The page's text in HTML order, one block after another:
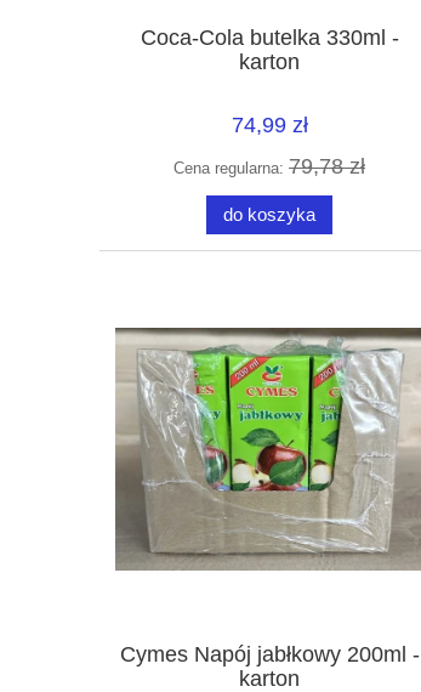
Coca-Cola butelka 330ml -
karton
74,99 zł
Cena regularna: 79,78 zł
do koszyka
Cymes Napój jabłkowy 200ml -
karton